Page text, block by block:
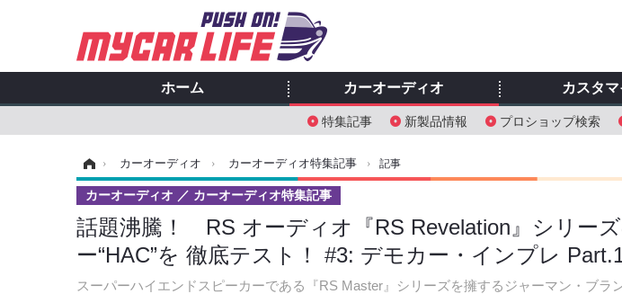
ホーム カーオーディオ
特集記事 新製品情報 プロショップ検索
カスタ
› カーオーディオ › カーオーディオ特集記事 › 記事
話題沸騰！ RS オーディオ『RS Revelation』シリー
ー“HAC”を 徹底テスト！ #3: デモカー・インプレ
スーパーハイエンドスピーカーである『RS Master』シリーズを擁するジャーマン・ブラ
カーオーディオ カーオーディオ特集記事